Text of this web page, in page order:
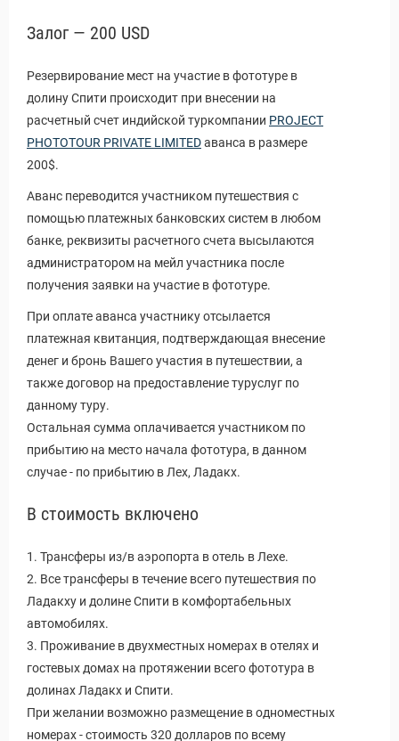
Залог — 200 USD
Резервирование мест на участие в фототуре в
долину Спити происходит при внесении на
расчетный счет индийской туркомпании PROJECT
PHOTOTOUR PRIVATE LIMITEDаванса в размере
200$.
Аванс переводится участником путешествия с
помощью платежных банковских систем в любом
банке, реквизиты расчетного счета высылаются
администратором на мейл участника после
получения заявки на участие в фототуре.
При оплате аванса участнику отсылается
платежная квитанция, подтверждающая внесение
денег и бронь Вашего участия в путешествии, а
также договор на предоставление туруслуг по
данному туру.
Остальная сумма оплачивается участником по
прибытию на место начала фототура, в данном
случае - по прибытию в Лех, Ладакх.
В стоимость включено
1. Трансферы из/в аэропорта в отель в Лехе.
2. Все трансферы в течение всего путешествия по
Ладакху и долине Спити в комфортабельных
автомобилях.
3. Проживание в двухместных номерах в отелях и
гостевых домах на протяжении всего фототура в
долинах Ладакх и Спити.
При желании возможно размещение в одноместных
номерах - стоимость 320 долларов по всему